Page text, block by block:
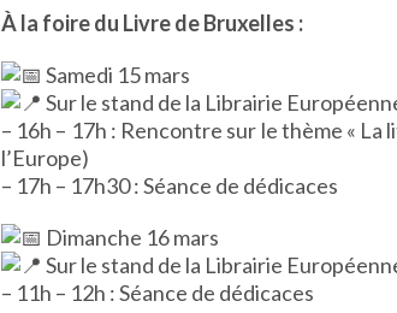
À la foire du Livre de Bruxelles :
Samedi 15 mars
Sur le stand de la Librairie
– 16h – 17h : Rencontre sur le thème «
l’Europe)
– 17h – 17h30 : Séance de dédicaces
Dimanche 16 mars
Sur le stand de la Librairie
– 11h – 12h : Séance de dédicaces